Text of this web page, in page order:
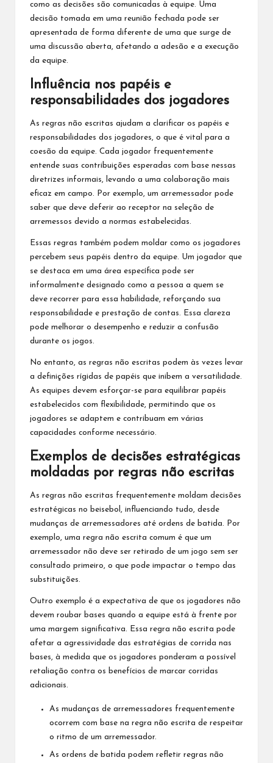
como as decisões são comunicadas à equipe. Uma
decisão tomada em uma reunião fechada pode ser
apresentada de forma diferente de uma que surge de
uma discussão aberta, afetando a adesão e a execução
da equipe.
Influência nos papéis e
responsabilidades dos jogadores
As regras não escritas ajudam a clarificar os papéis e
responsabilidades dos jogadores, o que é vital para a
coesão da equipe. Cada jogador frequentemente
entende suas contribuições esperadas com base nessas
diretrizes informais, levando a uma colaboração mais
eficaz em campo. Por exemplo, um arremessador pode
saber que deve deferir ao receptor na seleção de
arremessos devido a normas estabelecidas.
Essas regras também podem moldar como os jogadores
percebem seus papéis dentro da equipe. Um jogador que
se destaca em uma área específica pode ser
informalmente designado como a pessoa a quem se
deve recorrer para essa habilidade, reforçando sua
responsabilidade e prestação de contas. Essa clareza
pode melhorar o desempenho e reduzir a confusão
durante os jogos.
No entanto, as regras não escritas podem às vezes levar
a definições rígidas de papéis que inibem a versatilidade.
As equipes devem esforçar-se para equilibrar papéis
estabelecidos com flexibilidade, permitindo que os
jogadores se adaptem e contribuam em várias
capacidades conforme necessário.
Exemplos de decisões estratégicas
moldadas por regras não escritas
As regras não escritas frequentemente moldam decisões
estratégicas no beisebol, influenciando tudo, desde
mudanças de arremessadores até ordens de batida. Por
exemplo, uma regra não escrita comum é que um
arremessador não deve ser retirado de um jogo sem ser
consultado primeiro, o que pode impactar o tempo das
substituições.
Outro exemplo é a expectativa de que os jogadores não
devem roubar bases quando a equipe está à frente por
uma margem significativa. Essa regra não escrita pode
afetar a agressividade das estratégias de corrida nas
bases, à medida que os jogadores ponderam a possível
retaliação contra os benefícios de marcar corridas
adicionais.
As mudanças de arremessadores frequentemente
ocorrem com base na regra não escrita de respeitar
o ritmo de um arremessador.
As ordens de batida podem refletir regras não